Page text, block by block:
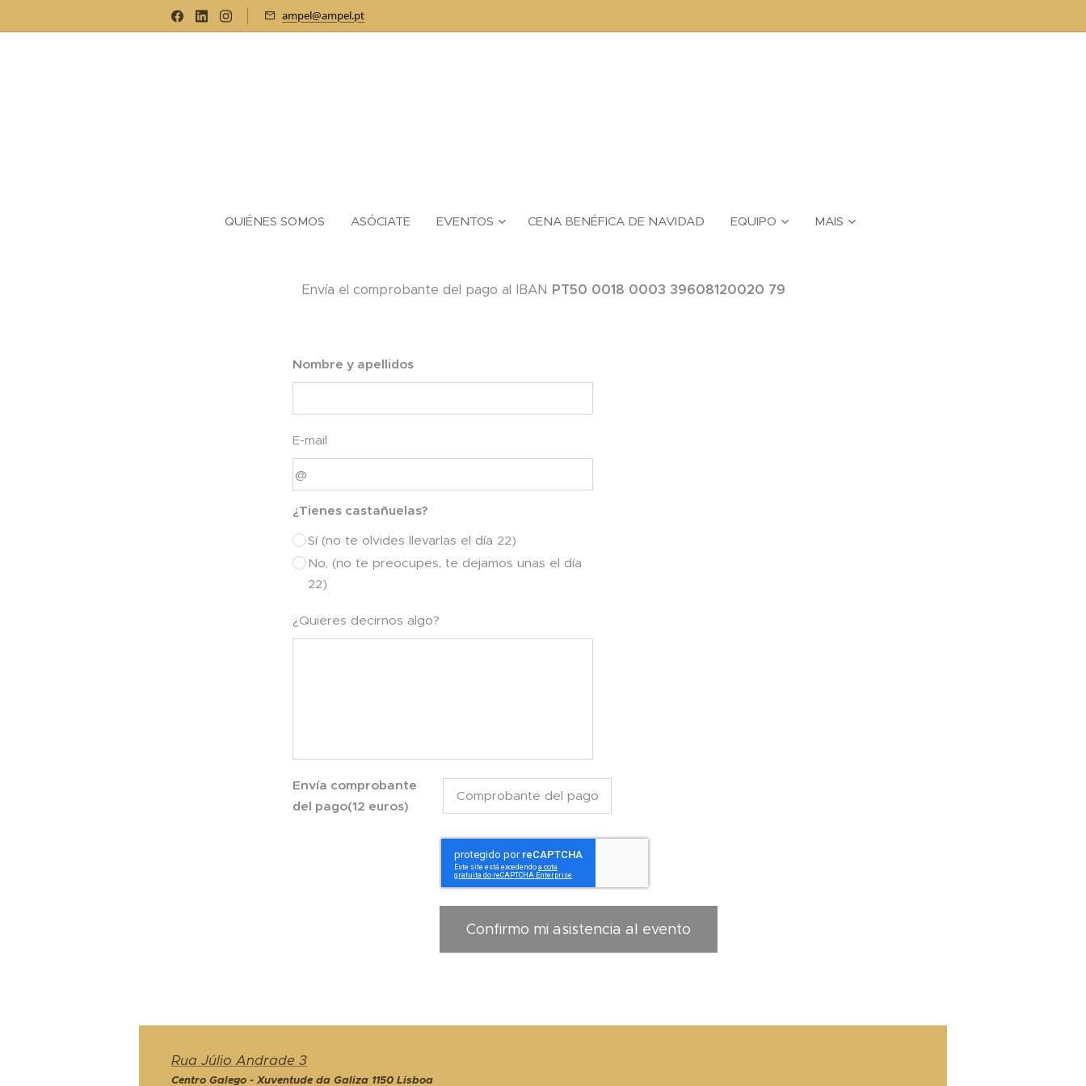
ampel@ampel.pt
QUIÉNES SOMOS ASÓCIATE EVENTOS CENA BENÉFICA DE NAVIDAD EQUIPO MAIS
Envía el comprobante del pago al IBAN PT50 0018 0003 39608120020 79
Nombre y apellidos
E-mail
¿Tienes castañuelas?
Sí (no te olvides llevarlas el día 22)
No, (no te preocupes, te dejamos unas el día
22)
¿Quieres decirnos algo?
Envía comprobante
del pago(12 euros)
Comprobante del pago
Confirmo mi asistencia al evento
Rua Júlio Andrade 3
Centro Galego - Xuventude da Galiza 1150 Lisboa